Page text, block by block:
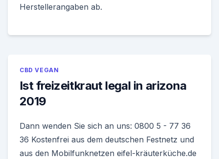
Herstellerangaben ab.
CBD VEGAN
Ist freizeitkraut legal in arizona
2019
Dann wenden Sie sich an uns: 0800 5 - 77 36
36 Kostenfrei aus dem deutschen Festnetz und
aus den Mobilfunknetzen eifel-kräuterküche.de